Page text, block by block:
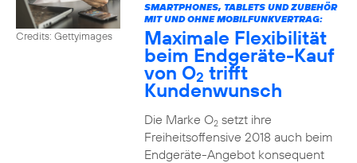
Credits: Gettyimages
SMARTPHONES, TABLETS UND ZUBEHÖR
MIT UND OHNE MOBILFUNKVERTRAG:
Maximale Flexibilität
beim Endgeräte-Kauf
von O2 trifft
Kundenwunsch
Die Marke O2setzt ihre
Freiheitsoffensive 2018 auch beim
Endgeräte-Angebot konsequent